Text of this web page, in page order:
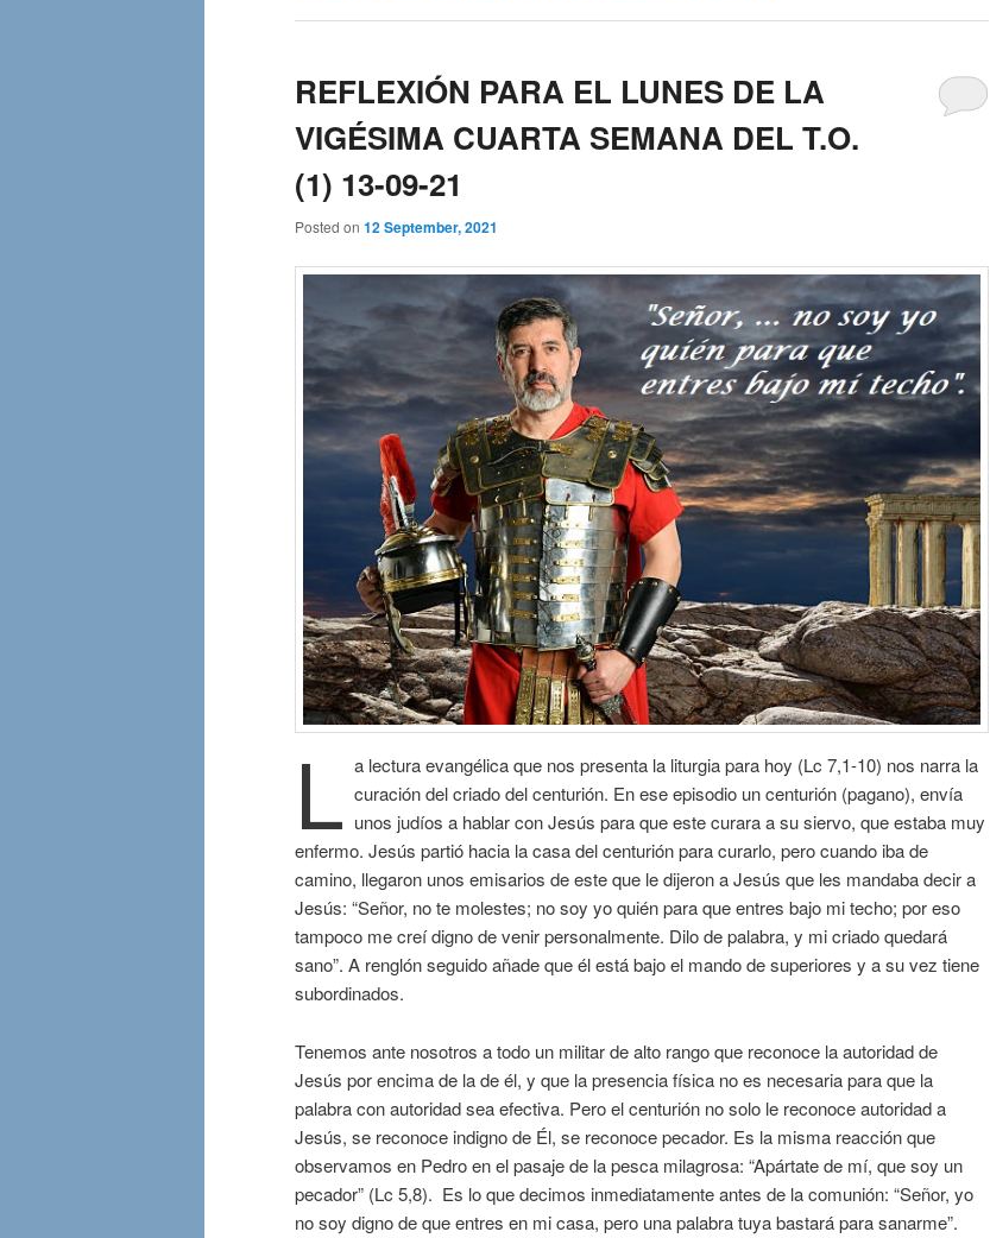
REFLEXIÓN PARA EL LUNES DE LA
VIGÉSIMA CUARTA SEMANA DEL T.O.
(1) 13-09-21
Posted on 12 September, 2021
L a lectura evangélica que nos presenta la liturgia para hoy (Lc 7,1-10) nos narra la
curación del criado del centurión. En ese episodio un centurión (pagano), envía
unos judíos a hablar con Jesús para que este curara a su siervo, que estaba muy
enfermo. Jesús partió hacia la casa del centurión para curarlo, pero cuando iba de
camino, llegaron unos emisarios de este que le dijeron a Jesús que les mandaba decir a
Jesús: “Señor, no te molestes; no soy yo quién para que entres bajo mi techo; por eso
tampoco me creí digno de venir personalmente. Dilo de palabra, y mi criado quedará
sano”. A renglón seguido añade que él está bajo el mando de superiores y a su vez tiene
subordinados.
Tenemos ante nosotros a todo un militar de alto rango que reconoce la autoridad de
Jesús por encima de la de él, y que la presencia física no es necesaria para que la
palabra con autoridad sea efectiva. Pero el centurión no solo le reconoce autoridad a
Jesús, se reconoce indigno de Él, se reconoce pecador. Es la misma reacción que
observamos en Pedro en el pasaje de la pesca milagrosa: “Apártate de mí, que soy un
pecador” (Lc 5,8). Es lo que decimos inmediatamente antes de la comunión: “Señor, yo
no soy digno de que entres en mi casa, pero una palabra tuya bastará para sanarme”.